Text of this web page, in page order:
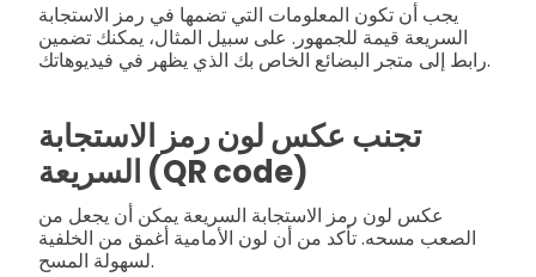
يجب أن تكون المعلومات التي تضمها في رمز الاستجابة
السريعة قيمة للجمهور. على سبيل المثال، يمكنك تضمين
رابط إلى متجر البضائع الخاص بك الذي يظهر في فيديوهاتك.
تجنب عكس لون رمز الاستجابة
السريعة (QR code)
عكس لون رمز الاستجابة السريعة يمكن أن يجعل من
الصعب مسحه. تأكد من أن لون الأمامية أغمق من الخلفية
لسهولة المسح.